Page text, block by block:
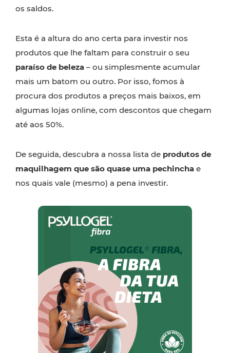
os saldos.
Esta é a altura do ano certa para investir nos
produtos que lhe faltam para construir o seu
paraíso de beleza – ou simplesmente acumular
mais um batom ou outro. Por isso, fomos à
procura dos produtos a preços mais baixos, em
algumas lojas online, com descontos que chegam
até aos 50%.
De seguida, descubra a nossa lista de produtos de
maquilhagem que são quase uma pechincha e
nos quais vale (mesmo) a pena investir.